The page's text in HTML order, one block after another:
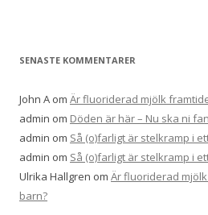
e
:
SENASTE KOMMENTARER
John A om Är fluoriderad mjölk
admin om Döden är här – Nu ska ni
admin om Så (o)farligt är stelkramp i
admin om Så (o)farligt är stelkramp i
Ulrika Hallgren om Är fluoriderad
barn?